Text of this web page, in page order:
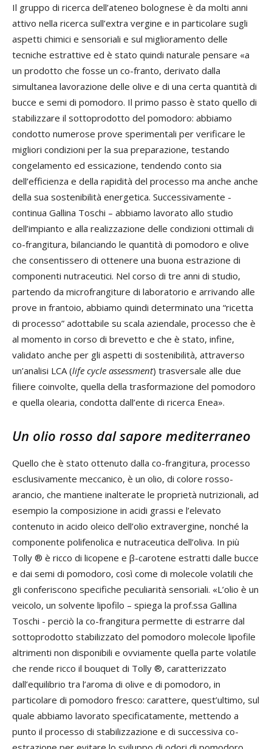
Il gruppo di ricerca dell’ateneo bolognese è da molti anni
attivo nella ricerca sull’extra vergine e in particolare sugli
aspetti chimici e sensoriali e sul miglioramento delle
tecniche estrattive ed è stato quindi naturale pensare «a
un prodotto che fosse un co-franto, derivato dalla
simultanea lavorazione delle olive e di una certa quantità di
bucce e semi di pomodoro. Il primo passo è stato quello di
stabilizzare il sottoprodotto del pomodoro: abbiamo
condotto numerose prove sperimentali per verificare le
migliori condizioni per la sua preparazione, testando
congelamento ed essicazione, tendendo conto sia
dell’efficienza e della rapidità del processo ma anche anche
della sua sostenibilità energetica. Successivamente -
continua Gallina Toschi – abbiamo lavorato allo studio
dell’impianto e alla realizzazione delle condizioni ottimali di
co-frangitura, bilanciando le quantità di pomodoro e olive
che consentissero di ottenere una buona estrazione di
componenti nutraceutici. Nel corso di tre anni di studio,
partendo da microfrangiture di laboratorio e arrivando alle
prove in frantoio, abbiamo quindi determinato una “ricetta
di processo” adottabile su scala aziendale, processo che è
al momento in corso di brevetto e che è stato, infine,
validato anche per gli aspetti di sostenibilità, attraverso
un’analisi LCA (life cycle assessment) trasversale alle due
filiere coinvolte, quella della trasformazione del pomodoro
e quella olearia, condotta dall’ente di ricerca Enea».
Un olio rosso dal sapore mediterraneo
Quello che è stato ottenuto dalla co-frangitura, processo
esclusivamente meccanico, è un olio, di colore rosso-
arancio, che mantiene inalterate le proprietà nutrizionali, ad
esempio la composizione in acidi grassi e l’elevato
contenuto in acido oleico dell’olio extravergine, nonché la
componente polifenolica e nutraceutica dell’oliva. In più
Tolly ® è ricco di licopene e β-carotene estratti dalle bucce
e dai semi di pomodoro, così come di molecole volatili che
gli conferiscono specifiche peculiarità sensoriali. «L’olio è un
veicolo, un solvente lipofilo – spiega la prof.ssa Gallina
Toschi - perciò la co-frangitura permette di estrarre dal
sottoprodotto stabilizzato del pomodoro molecole lipofile
altrimenti non disponibili e ovviamente quella parte volatile
che rende ricco il bouquet di Tolly ®, caratterizzato
dall’equilibrio tra l’aroma di olive e di pomodoro, in
particolare di pomodoro fresco: carattere, quest’ultimo, sul
quale abbiamo lavorato specificatamente, mettendo a
punto il processo di stabilizzazione e di successiva co-